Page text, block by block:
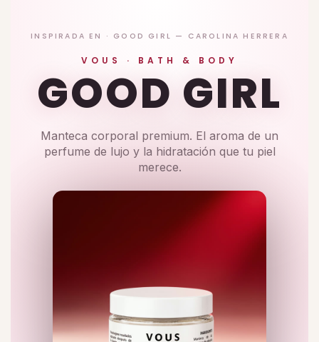
INSPIRADA EN · GOOD GIRL — CAROLINA HERRERA
VOUS · BATH & BODY
GOOD GIRL
Manteca corporal premium. El aroma de un
perfume de lujo y la hidratación que tu piel
merece.